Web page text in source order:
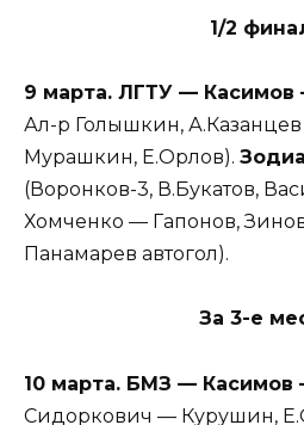
1/2
9 марта. ЛГТУ — Касимов
Ал-р Голышкин,
Мурашкин, Е.Орлов).
(Воронков-3, В.Букатов,
Хомченко — Гапонов,
Панамарев автогол).
За 3-е
10 марта. БМЗ — Касимов
Сидоркович — Курушин,